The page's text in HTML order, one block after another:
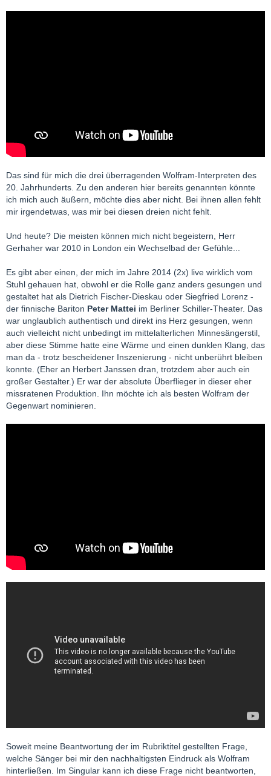
Das sind für mich die drei überragenden Wolfram-Interpreten des
20. Jahrhunderts. Zu den anderen hier bereits genannten könnte
ich mich auch äußern, möchte dies aber nicht. Bei ihnen allen fehlt
mir irgendetwas, was mir bei diesen dreien nicht fehlt.
Und heute? Die meisten können mich nicht begeistern, Herr
Gerhaher war 2010 in London ein Wechselbad der Gefühle...
Es gibt aber einen, der mich im Jahre 2014 (2x) live wirklich vom
Stuhl gehauen hat, obwohl er die Rolle ganz anders gesungen und
gestaltet hat als Dietrich Fischer-Dieskau oder Siegfried Lorenz -
der finnische Bariton Peter Mattei im Berliner Schiller-Theater. Das
war unglaublich authentisch und direkt ins Herz gesungen, wenn
auch vielleicht nicht unbedingt im mittelalterlichen Minnesängerstil,
aber diese Stimme hatte eine Wärme und einen dunklen Klang, das
man da - trotz bescheidener Inszenierung - nicht unberührt bleiben
konnte. (Eher an Herbert Janssen dran, trotzdem aber auch ein
großer Gestalter.) Er war der absolute Überflieger in dieser eher
missratenen Produktion. Ihn möchte ich als besten Wolfram der
Gegenwart nominieren.
Soweit meine Beantwortung der im Rubriktitel gestellten Frage,
welche Sänger bei mir den nachhaltigsten Eindruck als Wolfram
hinterließen. Im Singular kann ich diese Frage nicht beantworten,